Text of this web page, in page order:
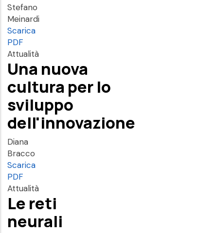
Stefano
Meinardi
Scarica
PDF
Attualità
Una nuova
cultura per lo
sviluppo
dell'innovazione
Diana
Bracco
Scarica
PDF
Attualità
Le reti
neurali